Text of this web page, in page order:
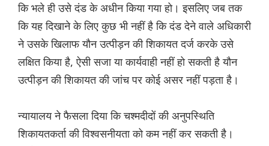
कि भले ही उसे दंड के अधीन किया गया हो। इसलिए जब तक
कि यह दिखाने के लिए कुछ भी नहीं है कि दंड देने वाले अधिकारी
ने उसके खिलाफ यौन उत्पीड़न की शिकायत दर्ज करके उसे
लक्षित किया है, ऐसी सजा या कार्यवाही नहीं हो सकती है यौन
उत्पीड़न की शिकायत की जांच पर कोई असर नहीं पड़ता है।
न्यायालय ने फैसला दिया कि चश्मदीदों की अनुपस्थिति
शिकायतकर्ता की विश्वसनीयता को कम नहीं कर सकती है।